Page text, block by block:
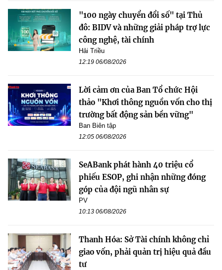
"100 ngày chuyển đổi số" tại Thủ
đô: BIDV và những giải pháp trợ lực
công nghệ, tài chính
Hải Triều
12:19 06/08/2026
Lời cảm ơn của Ban Tổ chức Hội
thảo "Khơi thông nguồn vốn cho thị
trường bất động sản bền vững"
Ban Biên tập
12:05 06/08/2026
SeABank phát hành 40 triệu cổ
phiếu ESOP, ghi nhận những đóng
góp của đội ngũ nhân sự
PV
10:13 06/08/2026
Thanh Hóa: Sở Tài chính không chỉ
giao vốn, phải quản trị hiệu quả đầu
tư